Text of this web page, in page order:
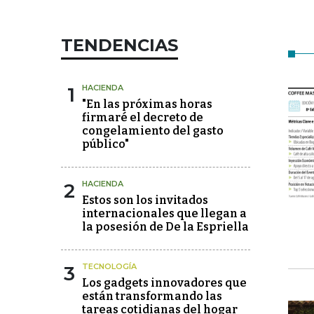
TENDENCIAS
1 HACIENDA
"En las próximas horas
firmaré el decreto de
congelamiento del gasto
público"
2 HACIENDA
Estos son los invitados
internacionales que llegan a
la posesión de De la Espriella
3 TECNOLOGÍA
Los gadgets innovadores que
están transformando las
tareas cotidianas del hogar